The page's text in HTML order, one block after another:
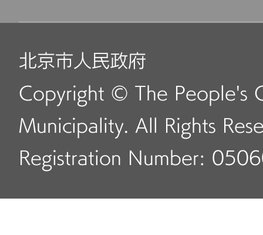
北京市人民政府
Copyright © The People's
Municipality. All Rights
Registration Number: